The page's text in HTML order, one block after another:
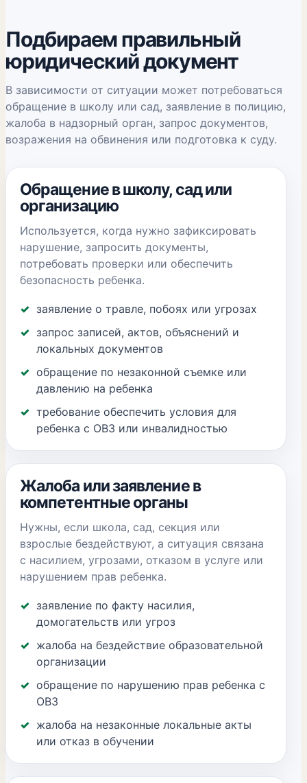
Подбираем правильный
юридический документ
В зависимости от ситуации может потребоваться
обращение в школу или сад, заявление в полицию,
жалоба в надзорный орган, запрос документов,
возражения на обвинения или подготовка к суду.
Обращение в школу, сад или
организацию
Используется, когда нужно зафиксировать
нарушение, запросить документы,
потребовать проверки или обеспечить
безопасность ребенка.
заявление о травле, побоях или угрозах
запрос записей, актов, объяснений и
локальных документов
обращение по незаконной съемке или
давлению на ребенка
требование обеспечить условия для
ребенка с ОВЗ или инвалидностью
Жалоба или заявление в
компетентные органы
Нужны, если школа, сад, секция или
взрослые бездействуют, а ситуация связана
с насилием, угрозами, отказом в услуге или
нарушением прав ребенка.
заявление по факту насилия,
домогательств или угроз
жалоба на бездействие образовательной
организации
обращение по нарушению прав ребенка с
ОВЗ
жалоба на незаконные локальные акты
или отказ в обучении